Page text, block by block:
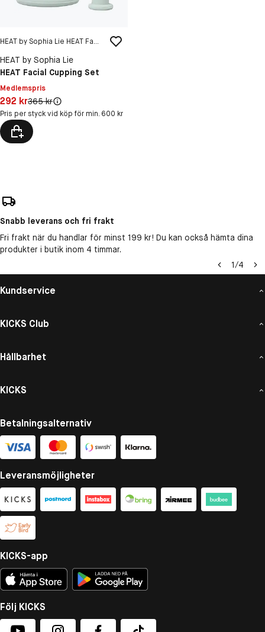
HEAT by Sophia Lie HEAT Facial Cupping Set
HEAT by Sophia Lie
HEAT Facial Cupping Set
Medlemspris
Pris: 292 kr
292 krOriginal pris:
365 kr
Pris per styck vid köp för min. 600 kr
Snabb leverans och fri frakt
Fri frakt när du handlar för minst 199 kr! Du kan också hämta dina
produkter i butik inom 4 timmar.
1/4
Kundservice
KICKS Club
Hållbarhet
KICKS
Betalningsalternativ
Leveransmöjligheter
KICKS-app
Följ KICKS